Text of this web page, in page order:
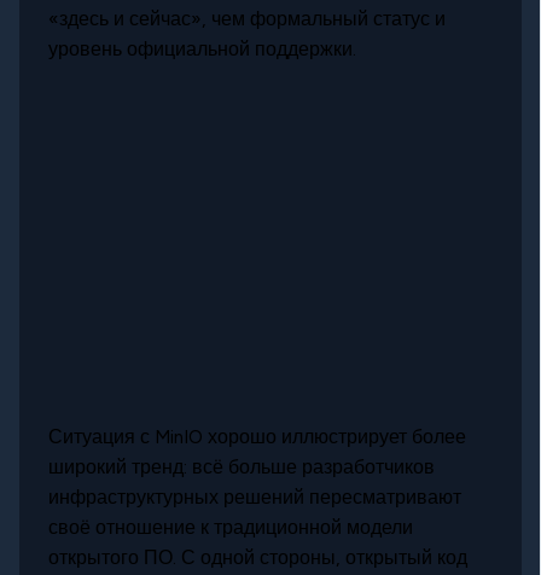
«здесь и сейчас», чем формальный статус и
уровень официальной поддержки.
Ситуация с MinIO хорошо иллюстрирует более
широкий тренд: всё больше разработчиков
инфраструктурных решений пересматривают
своё отношение к традиционной модели
открытого ПО. С одной стороны, открытый код